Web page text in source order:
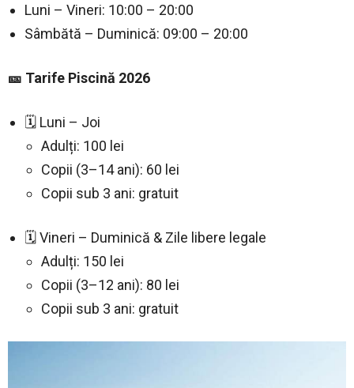
Luni – Vineri: 10:00 – 20:00
Sâmbătă – Duminică: 09:00 – 20:00
🎫 Tarife Piscină 2026
🗓️ Luni – Joi
Adulți: 100 lei
Copii (3–14 ani): 60 lei
Copii sub 3 ani: gratuit
🗓️ Vineri – Duminică & Zile libere legale
Adulți: 150 lei
Copii (3–12 ani): 80 lei
Copii sub 3 ani: gratuit